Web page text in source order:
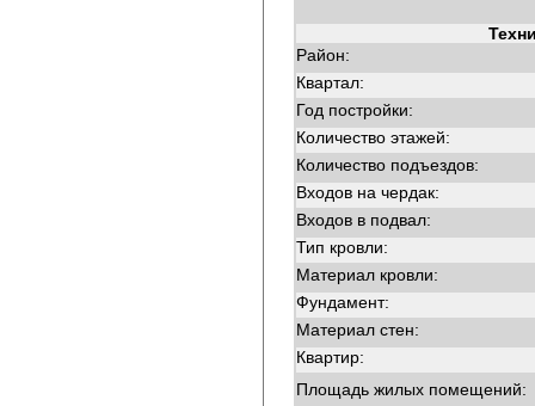
Район:
Квартал:
Год постройки:
Количество этажей:
Количество подъездов:
Входов на чердак:
Входов в подвал:
Тип кровли:
Материал кровли:
Фундамент:
Материал стен:
Квартир:
Площадь жилых помещений: